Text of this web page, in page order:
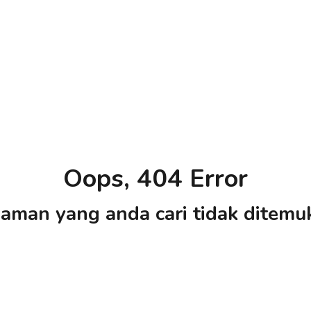
Oops, 404 Error
yang anda cari tidak